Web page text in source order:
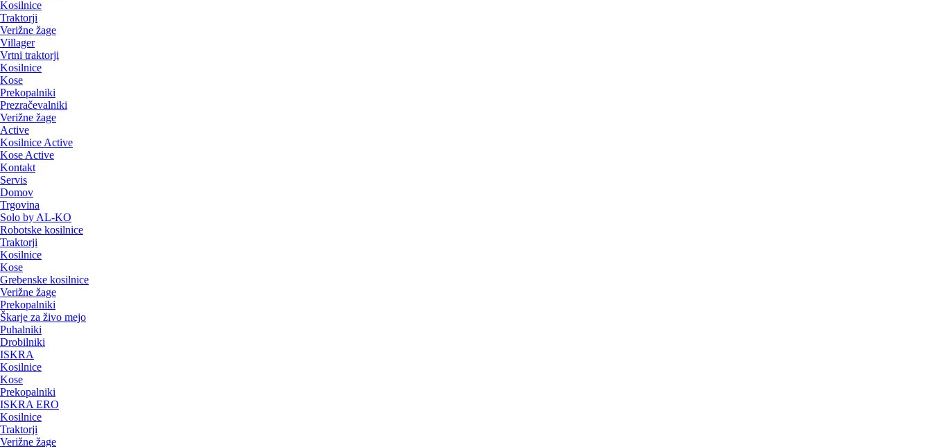
Kosilnice
Traktorji
Verižne žage
Villager
Vrtni traktorji
Kosilnice
Kose
Prekopalniki
Prezračevalniki
Verižne žage
Active
Kosilnice Active
Kose Active
Kontakt
Servis
Domov
Trgovina
Solo by AL-KO
Robotske kosilnice
Traktorji
Kosilnice
Kose
Grebenske kosilnice
Verižne žage
Prekopalniki
Škarje za živo mejo
Puhalniki
Drobilniki
ISKRA
Kosilnice
Kose
Prekopalniki
ISKRA ERO
Kosilnice
Traktorji
Verižne žage